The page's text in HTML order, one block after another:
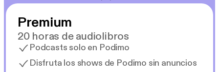
Premium
20 horas de audiolibros
Podcasts solo en Podimo
Disfruta los shows de Podimo sin anuncios